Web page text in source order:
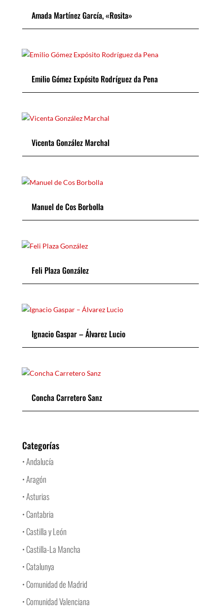
Amada Martínez García, «Rosita»
Emilio Gómez Expósito Rodríguez da Pena
Vicenta González Marchal
Manuel de Cos Borbolla
Feli Plaza González
Ignacio Gaspar – Álvarez Lucio
Concha Carretero Sanz
Categorías
• Andalucía
• Aragón
• Asturias
• Cantabria
• Castilla y León
• Castilla-La Mancha
• Catalunya
• Comunidad de Madrid
• Comunidad Valenciana